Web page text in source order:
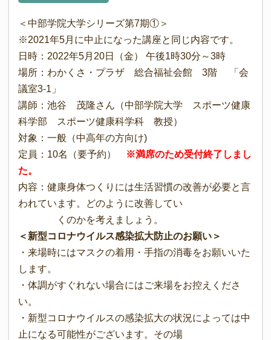
＜中部学院大学シリーズ第7期①＞
※2021年5月に中止になった講座と同じ内容です。
日時：2022年5月20日（金） 午後1時30分～3時
場所：わかくさ・プラザ 総合福祉会館 3階 「会
議室3-1」
講師：池谷 茂隆さん（中部学院大学 スポーツ健康
科学部 スポーツ健康科学科 教授）
対象：一般（中高年の方向け)
定員：10名（要予約）
※満席のため受付終了しまし
た。
内容：健康身体つくりには生活習慣の改善が必要と言
われています。どのように改善してい
くのかを考えましょう。
＜新型コロナウイルス感染拡大防止のお願い＞
・来場時にはマスクの着用・手指の消毒をお願いいた
します。
・体調がすぐれない場合にはご来場をお控えくださ
い。
・新型コロナウイルスの感染拡大の状況によっては中
止になる可能性がございます。その場